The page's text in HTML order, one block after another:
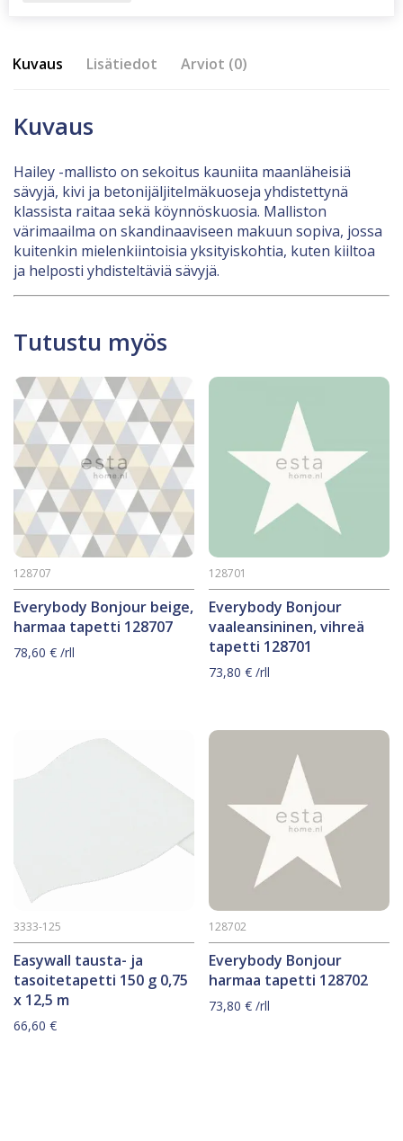
Kuvaus Lisätiedot Arviot (0)
Kuvaus
Hailey -mallisto on sekoitus kauniita maanläheisiä
sävyjä, kivi ja betonijäljitelmäkuoseja yhdistettynä
klassista raitaa sekä köynnöskuosia. Malliston
värimaailma on skandinaaviseen makuun sopiva, jossa
kuitenkin mielenkiintoisia yksityiskohtia, kuten kiiltoa
ja helposti yhdisteltäviä sävyjä.
Tutustu myös
Everybody Bonjour beige,
harmaa tapetti 128707
128707
78,60 € /rll
Everybody Bonjour
vaaleansininen, vihreä
tapetti 128701
128701
73,80€ /rll
Easywall tausta- ja
tasoitetapetti 150 g 0,75
x 12,5 m
3333-125
66,60 €
Everybody Bonjour
harmaa tapetti 128702
128702
73,80€ /rll